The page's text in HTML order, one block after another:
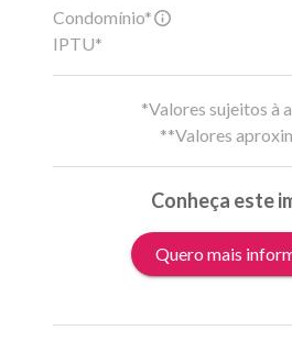
Condomínio*
IPTU*
*Valores sujeitos à
**Valores
Conheça este
Quero mais